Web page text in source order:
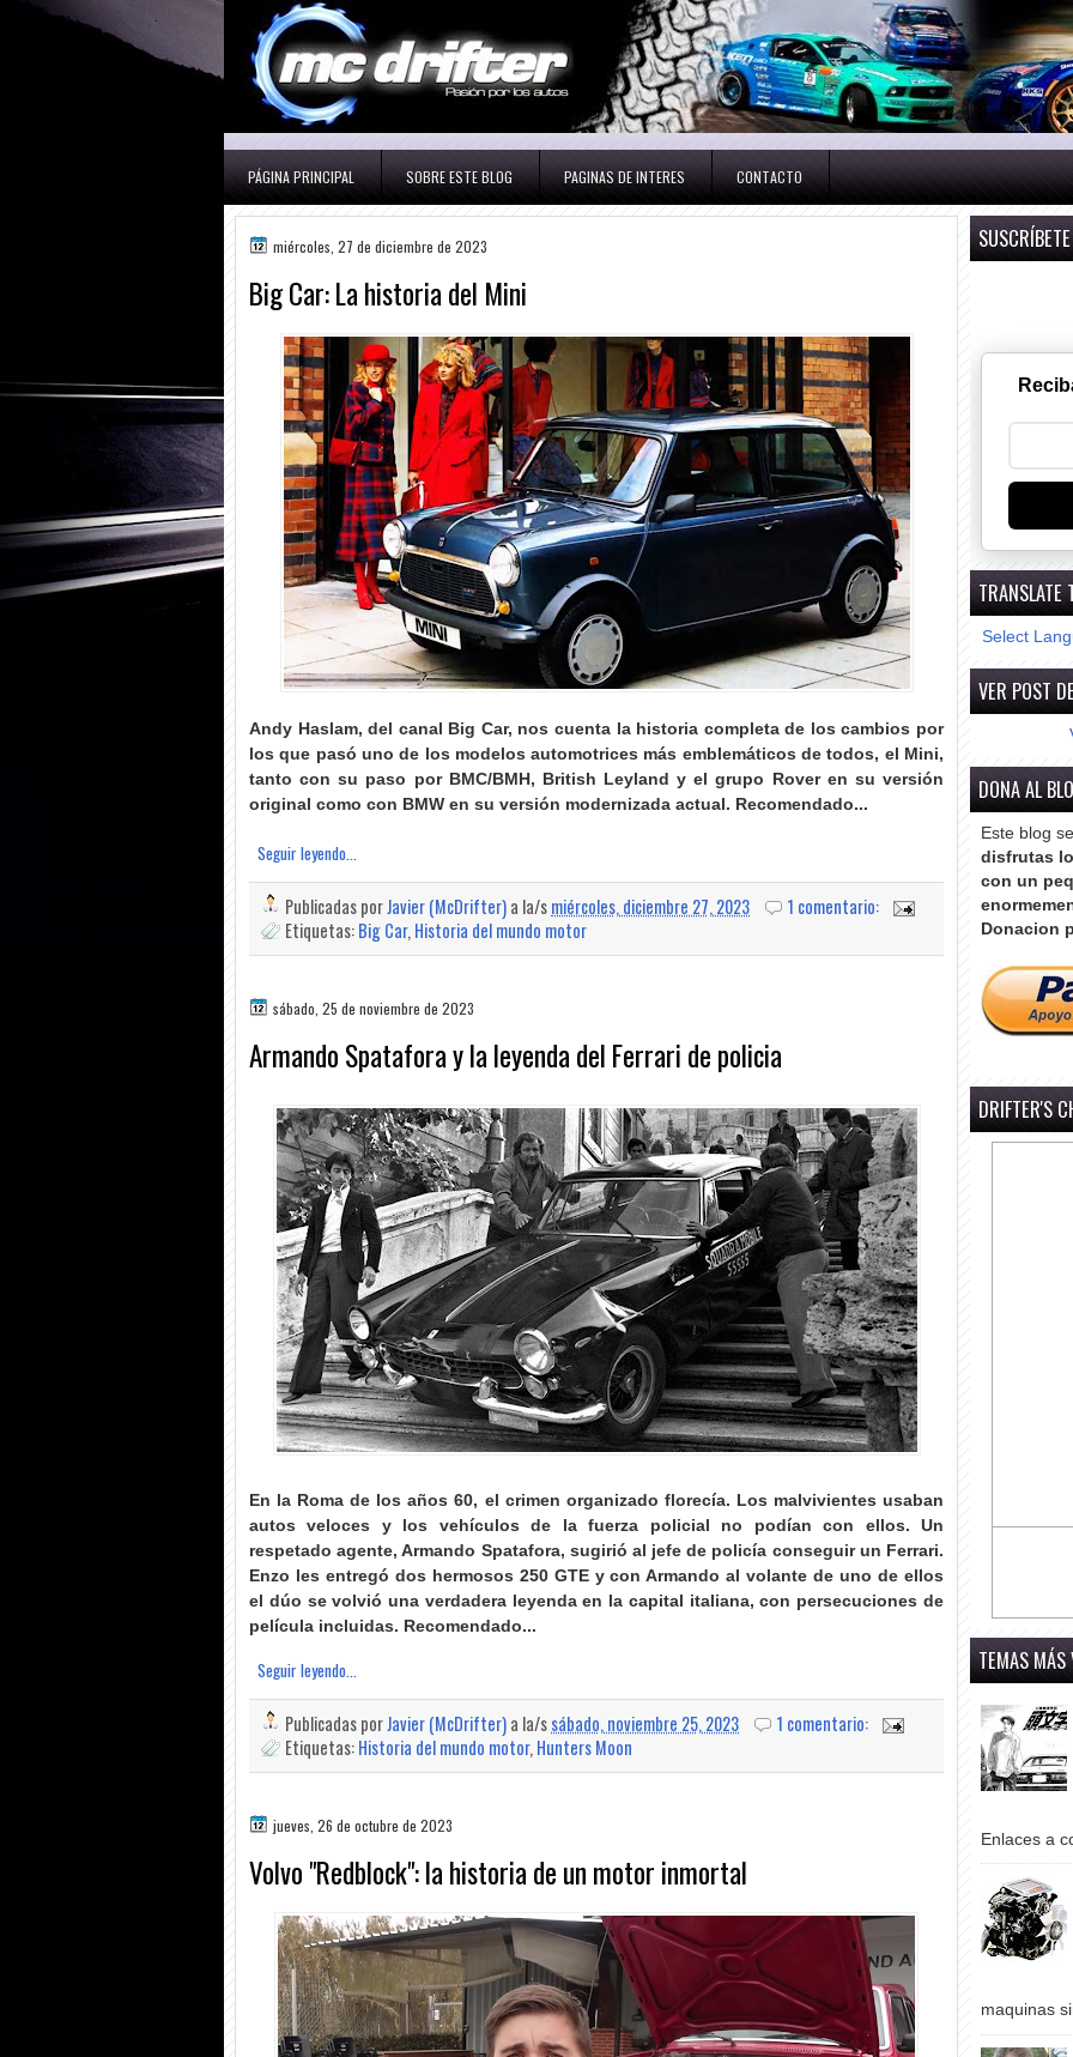
PÁGINA PRINCIPAL SOBRE ESTE BLOG PAGINAS DE INTERES CONTACTO
miércoles, 27 de diciembre de 2023
Big Car: La historia del Mini
Andy Haslam, del canal Big Car, nos cuenta la historia completa de los cambios por
los que pasó uno de los modelos automotrices más emblemáticos de todos, el Mini,
tanto con su paso por BMC/BMH, British Leyland y el grupo Rover en su versión
original como con BMW en su versión modernizada actual . Recomendado...
Seguir leyendo...
Publicadas porJavier (McDrifter)a la/smiércoles, diciembre 27, 2023
1 comentario:
Etiquetas:Big Car, Historia del mundo motor
sábado, 25 de noviembre de 2023
Armando Spatafora y la leyenda del Ferrari de policia
En la Roma de los años 60, el crimen organizado florecía. Los malvivientes usaban
autos veloces y los vehículos de la fuerza policial no podían con ellos. Un
respetado agente, Armando Spatafora, sugirió al jefe de policía conseguir un Ferrari.
Enzo les entregó dos hermosos 250 GTE y con Armando al volante de uno de ellos
el dúo se volvió una verdadera leyenda en la capital italiana, con persecuciones de
película incluidas. Recomendado...
Seguir leyendo...
Publicadas porJavier (McDrifter)a la/ssábado, noviembre 25, 2023
1 comentario:
Etiquetas:Historia del mundo motor,Hunters Moon
jueves, 26 de octubre de 2023
Volvo "Redblock": la historia de un motor inmortal
TRANSLATE
Select
VER POST
DONA AL
Este blog
disfrutas
con un
Donacion
DRIFTER'S
TEMAS MÁS
Enlaces a
maquinas